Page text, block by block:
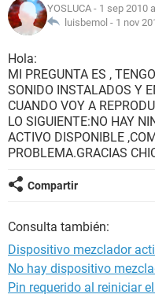
YOSLUCA - 1 sep 2010
luisbemol - 1 nov
Hola:
MI PREGUNTA ES ,
SONIDO INSTALADOS Y
CUANDO VOY A
LO SIGUIENTE:NO HAY
ACTIVO DISPONIBLE
PROBLEMA.GRACIAS
Compartir
Consulta también:
Dispositivo mezclador
No hay dispositivo
Pin requerido al reiniciar